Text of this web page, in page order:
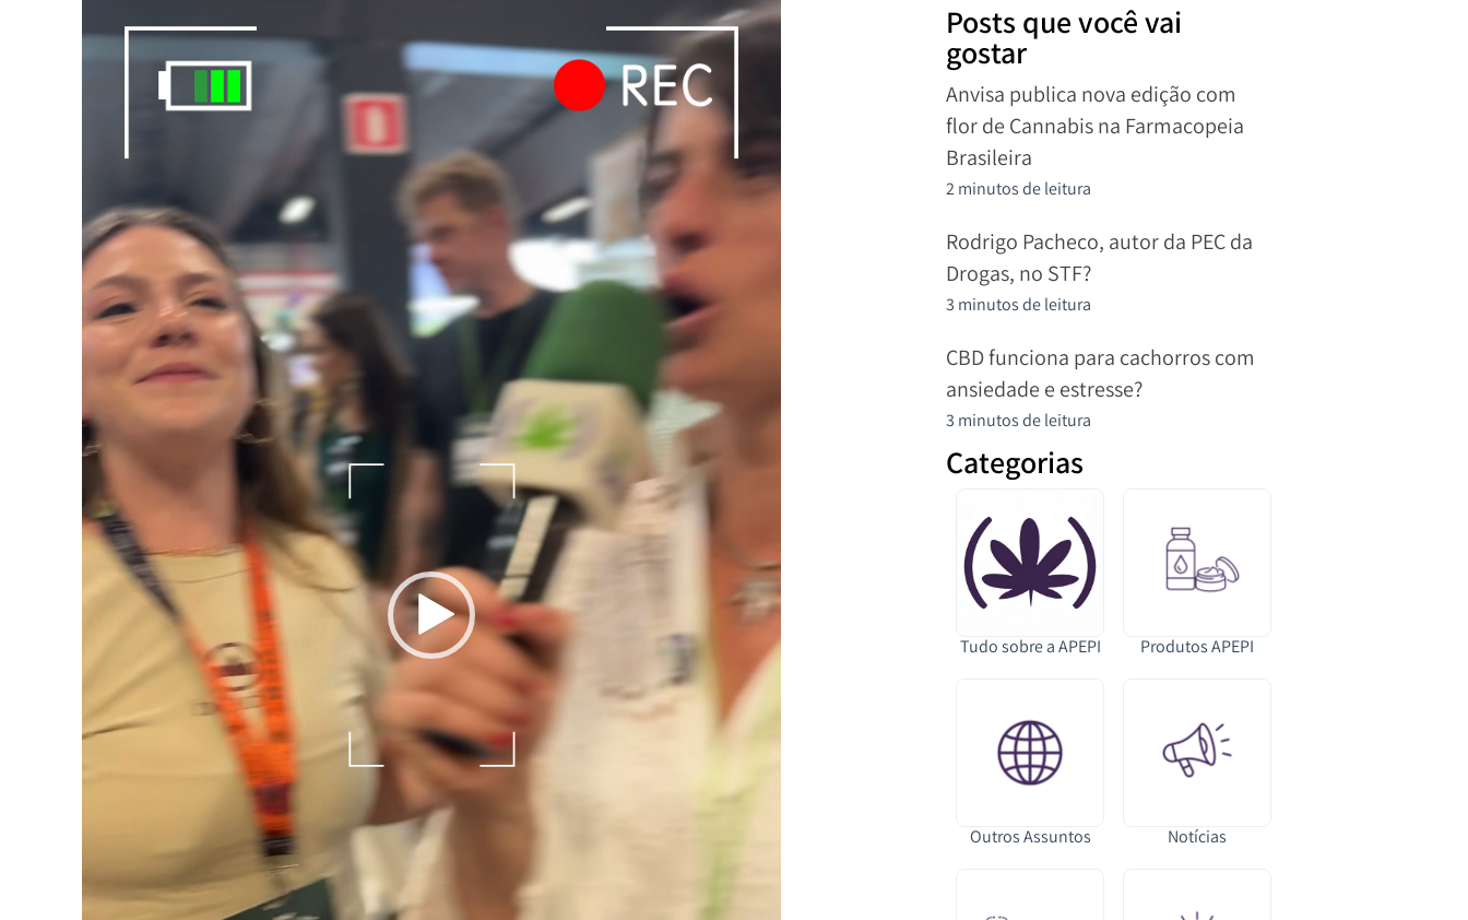
Posts que você vai
gostar
Anvisa publica nova edição com
flor de Cannabis na Farmacopeia
Brasileira
2 minutos de leitura
Rodrigo Pacheco, autor da PEC da
Drogas, no STF?
3 minutos de leitura
CBD funciona para cachorros com
ansiedade e estresse?
3 minutos de leitura
Categorias
Tudo sobre a APEPI Produtos APEPI
Outros Assuntos Notícias
de